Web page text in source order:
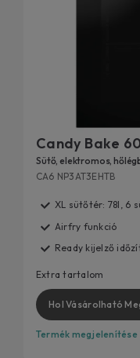
Candy Bake
Sütő, elektromos,
CA6 NP3AT3EHTB
XL sütőtér: 78l, 6
Airfry funkció
Ready kijelző
Extra tartalom
Hol Vásárolható
Termék megjelenítése